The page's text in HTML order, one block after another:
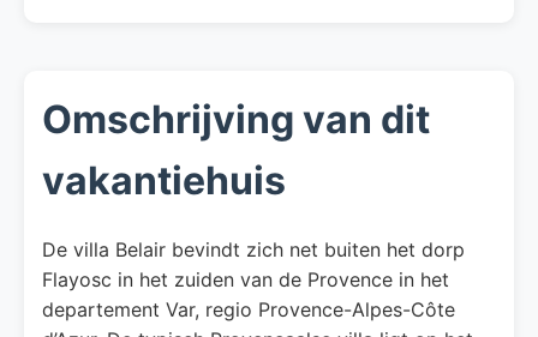
Omschrijving van dit
vakantiehuis
De villa Belair bevindt zich net buiten het dorp
Flayosc in het zuiden van de Provence in het
departement Var, regio Provence-Alpes-Côte